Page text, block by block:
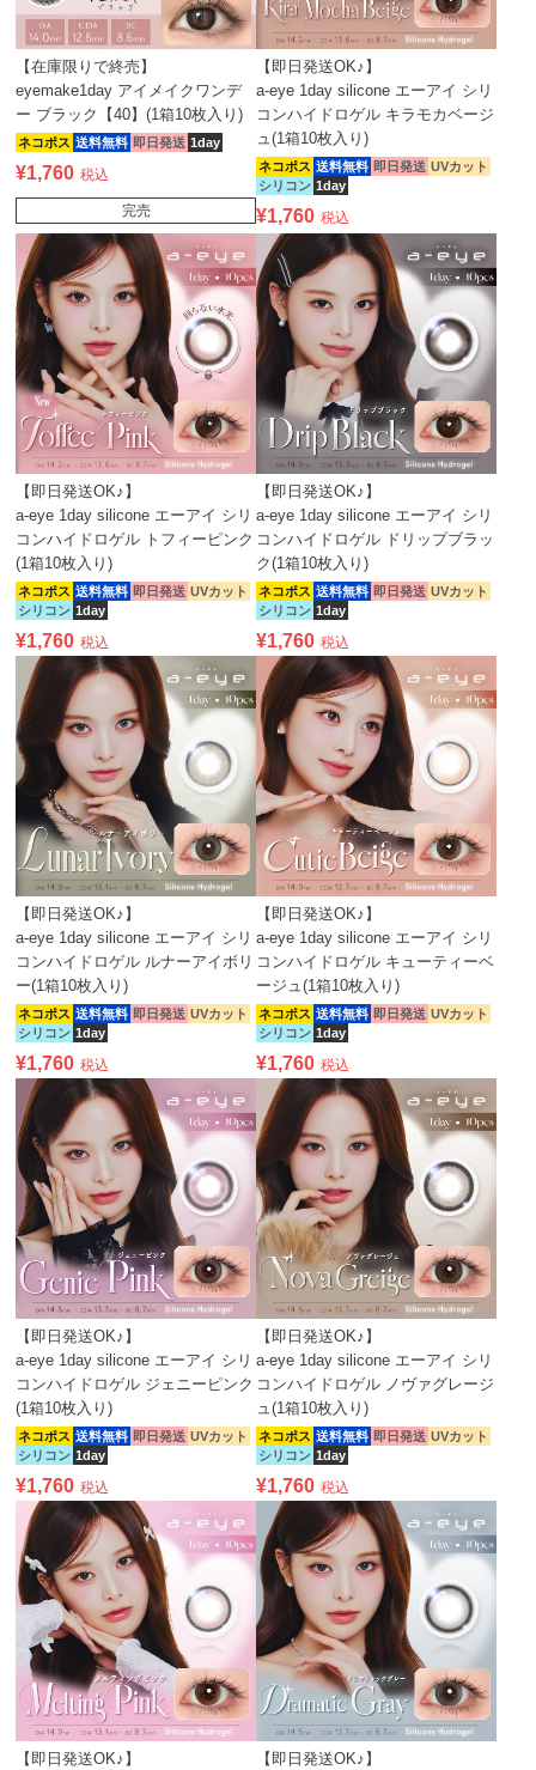
【在庫限りで終売】
eyemake1day アイメイクワンデ
ー ブラック【40】(1箱10枚入り)
ネコポス 送料無料 即日発送 1day
¥1,760 税込
完売
【即日発送OK♪】
a-eye 1day silicone エーアイ シリ
コンハイドロゲル キラモカベージ
ュ(1箱10枚入り)
ネコポス 送料無料 即日発送 UVカット
シリコン 1day
¥1,760 税込
【即日発送OK♪】
a-eye 1day silicone エーアイ シリ
コンハイドロゲル トフィーピンク
(1箱10枚入り)
ネコポス 送料無料 即日発送 UVカット
シリコン 1day
¥1,760 税込
【即日発送OK♪】
a-eye 1day silicone エーアイ シリ
コンハイドロゲル ドリップブラッ
ク(1箱10枚入り)
ネコポス 送料無料 即日発送 UVカット
シリコン 1day
¥1,760 税込
【即日発送OK♪】
a-eye 1day silicone エーアイ シリ
コンハイドロゲル ルナーアイボリ
ー(1箱10枚入り)
ネコポス 送料無料 即日発送 UVカット
シリコン 1day
¥1,760 税込
【即日発送OK♪】
a-eye 1day silicone エーアイ シリ
コンハイドロゲル キューティーベ
ージュ(1箱10枚入り)
ネコポス 送料無料 即日発送 UVカット
シリコン 1day
¥1,760 税込
【即日発送OK♪】
a-eye 1day silicone エーアイ シリ
コンハイドロゲル ジェニーピンク
(1箱10枚入り)
ネコポス 送料無料 即日発送 UVカット
シリコン 1day
¥1,760 税込
【即日発送OK♪】
a-eye 1day silicone エーアイ シリ
コンハイドロゲル ノヴァグレージ
ュ(1箱10枚入り)
ネコポス 送料無料 即日発送 UVカット
シリコン 1day
¥1,760 税込
【即日発送OK♪】
【即日発送OK♪】